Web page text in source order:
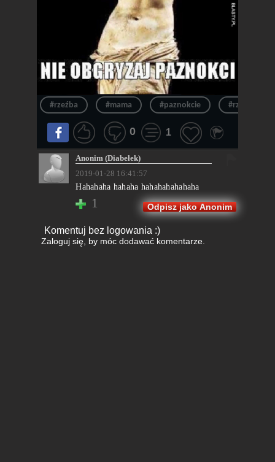
#rzeźba #mama #paznokcie #rzeźby
0 1
Anonim (Diabełek)
2019-01-28 16:41:57
Hahahaha hahaha hahahahahahaha
1 Odpisz jako Anonim
Komentuj bez logowania :)
Zaloguj się, by móc dodawać komentarze.